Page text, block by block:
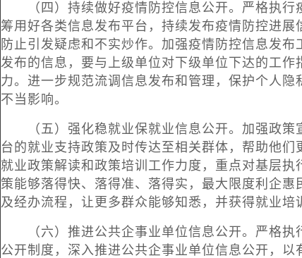
（四）持续做好疫情防控信息公开。严格执行
筹用好各类信息发布平台，持续发布疫情防控进展
防止引发疑虑和不实炒作。加强疫情防控信息发
发布的信息，要与上级单位对下级单位下达的工
力。进一步规范流调信息发布和管理，保护个人隐
不当影响。
（五）强化稳就业保就业信息公开。加强政策
台的就业支持政策及时传达至相关群体，帮助他
就业政策解读和政策培训工作力度，重点对基层
策能够落得快、落得准、落得实，最大限度利企惠
及经办流程，让更多群众能够知悉，并获得就业培
（六）推进公共企事业单位信息公开。严格执
公开制度，深入推进公共企事业单位信息公开，以